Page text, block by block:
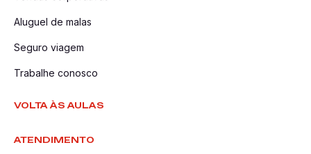
Aluguel de malas
Seguro viagem
Trabalhe conosco
VOLTA ÀS AULAS
ATENDIMENTO